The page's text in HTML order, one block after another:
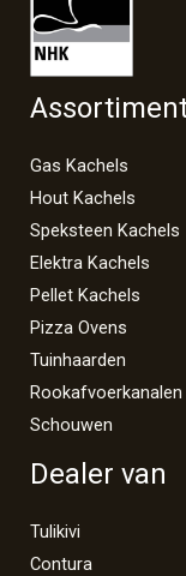
Gas Kachels
Hout Kachels
Speksteen Kachels
Elektra Kachels
Pellet Kachels
Pizza Ovens
Tuinhaarden
Rookafvoerkanalen
Schouwen
Dealer van
Tulikivi
Contura